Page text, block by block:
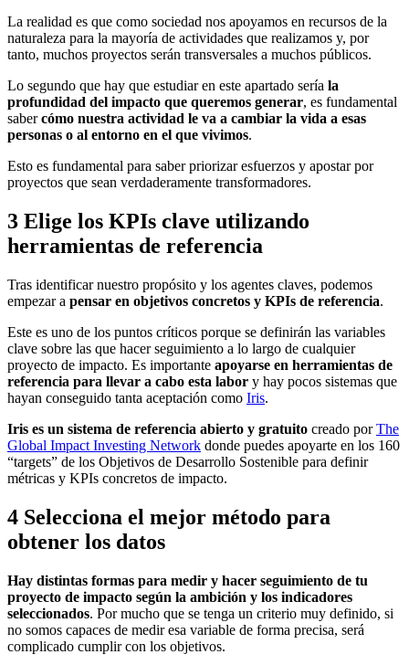
La realidad es que como sociedad nos apoyamos en recursos de la
naturaleza para la mayoría de actividades que realizamos y, por
tanto, muchos proyectos serán transversales a muchos públicos.
Lo segundo que hay que estudiar en este apartado sería la
profundidad del impacto que queremos generar, es fundamental
sabercómo nuestra actividad le va a cambiar la vida a esas
personas o al entorno en el que vivimos.
Esto es fundamental para saber priorizar esfuerzos y apostar por
proyectos que sean verdaderamente transformadores.
3 Elige los KPIs clave utilizando
herramientas de referencia
Tras identificar nuestro propósito y los agentes claves, podemos
empezar a pensar en objetivos concretos y KPIs de referencia.
Este es uno de los puntos críticos porque se definirán las variables
clave sobre las que hacer seguimiento a lo largo de cualquier
proyecto de impacto. Es importante apoyarse en herramientas de
referencia para llevar a cabo esta labor y hay pocos sistemas que
hayan conseguido tanta aceptación como Iris.
Iris es un sistema de referencia abierto y gratuito creado porThe
Global Impact Investing Network donde puedes apoyarte en los 160
“targets” de los Objetivos de Desarrollo Sostenible para definir
métricas y KPIs concretos de impacto.
4 Selecciona el mejor método para
obtener los datos
Hay distintas formas para medir y hacer seguimiento de tu
proyecto de impacto según la ambición y los indicadores
seleccionados. Por mucho que se tenga un criterio muy definido, si
no somos capaces de medir esa variable de forma precisa, será
complicado cumplir con los objetivos.